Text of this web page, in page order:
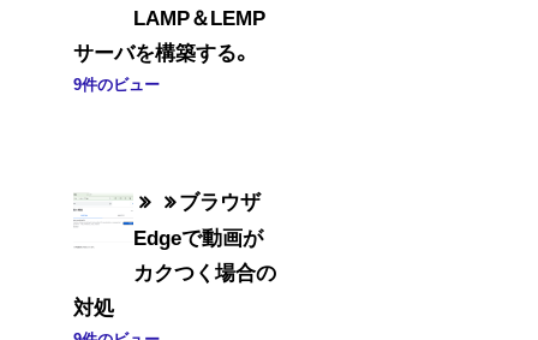
LAMP＆LEMP
サーバを構築する。
9件のビュー
ブラウザ
Edgeで動画が
カクつく場合の
対処